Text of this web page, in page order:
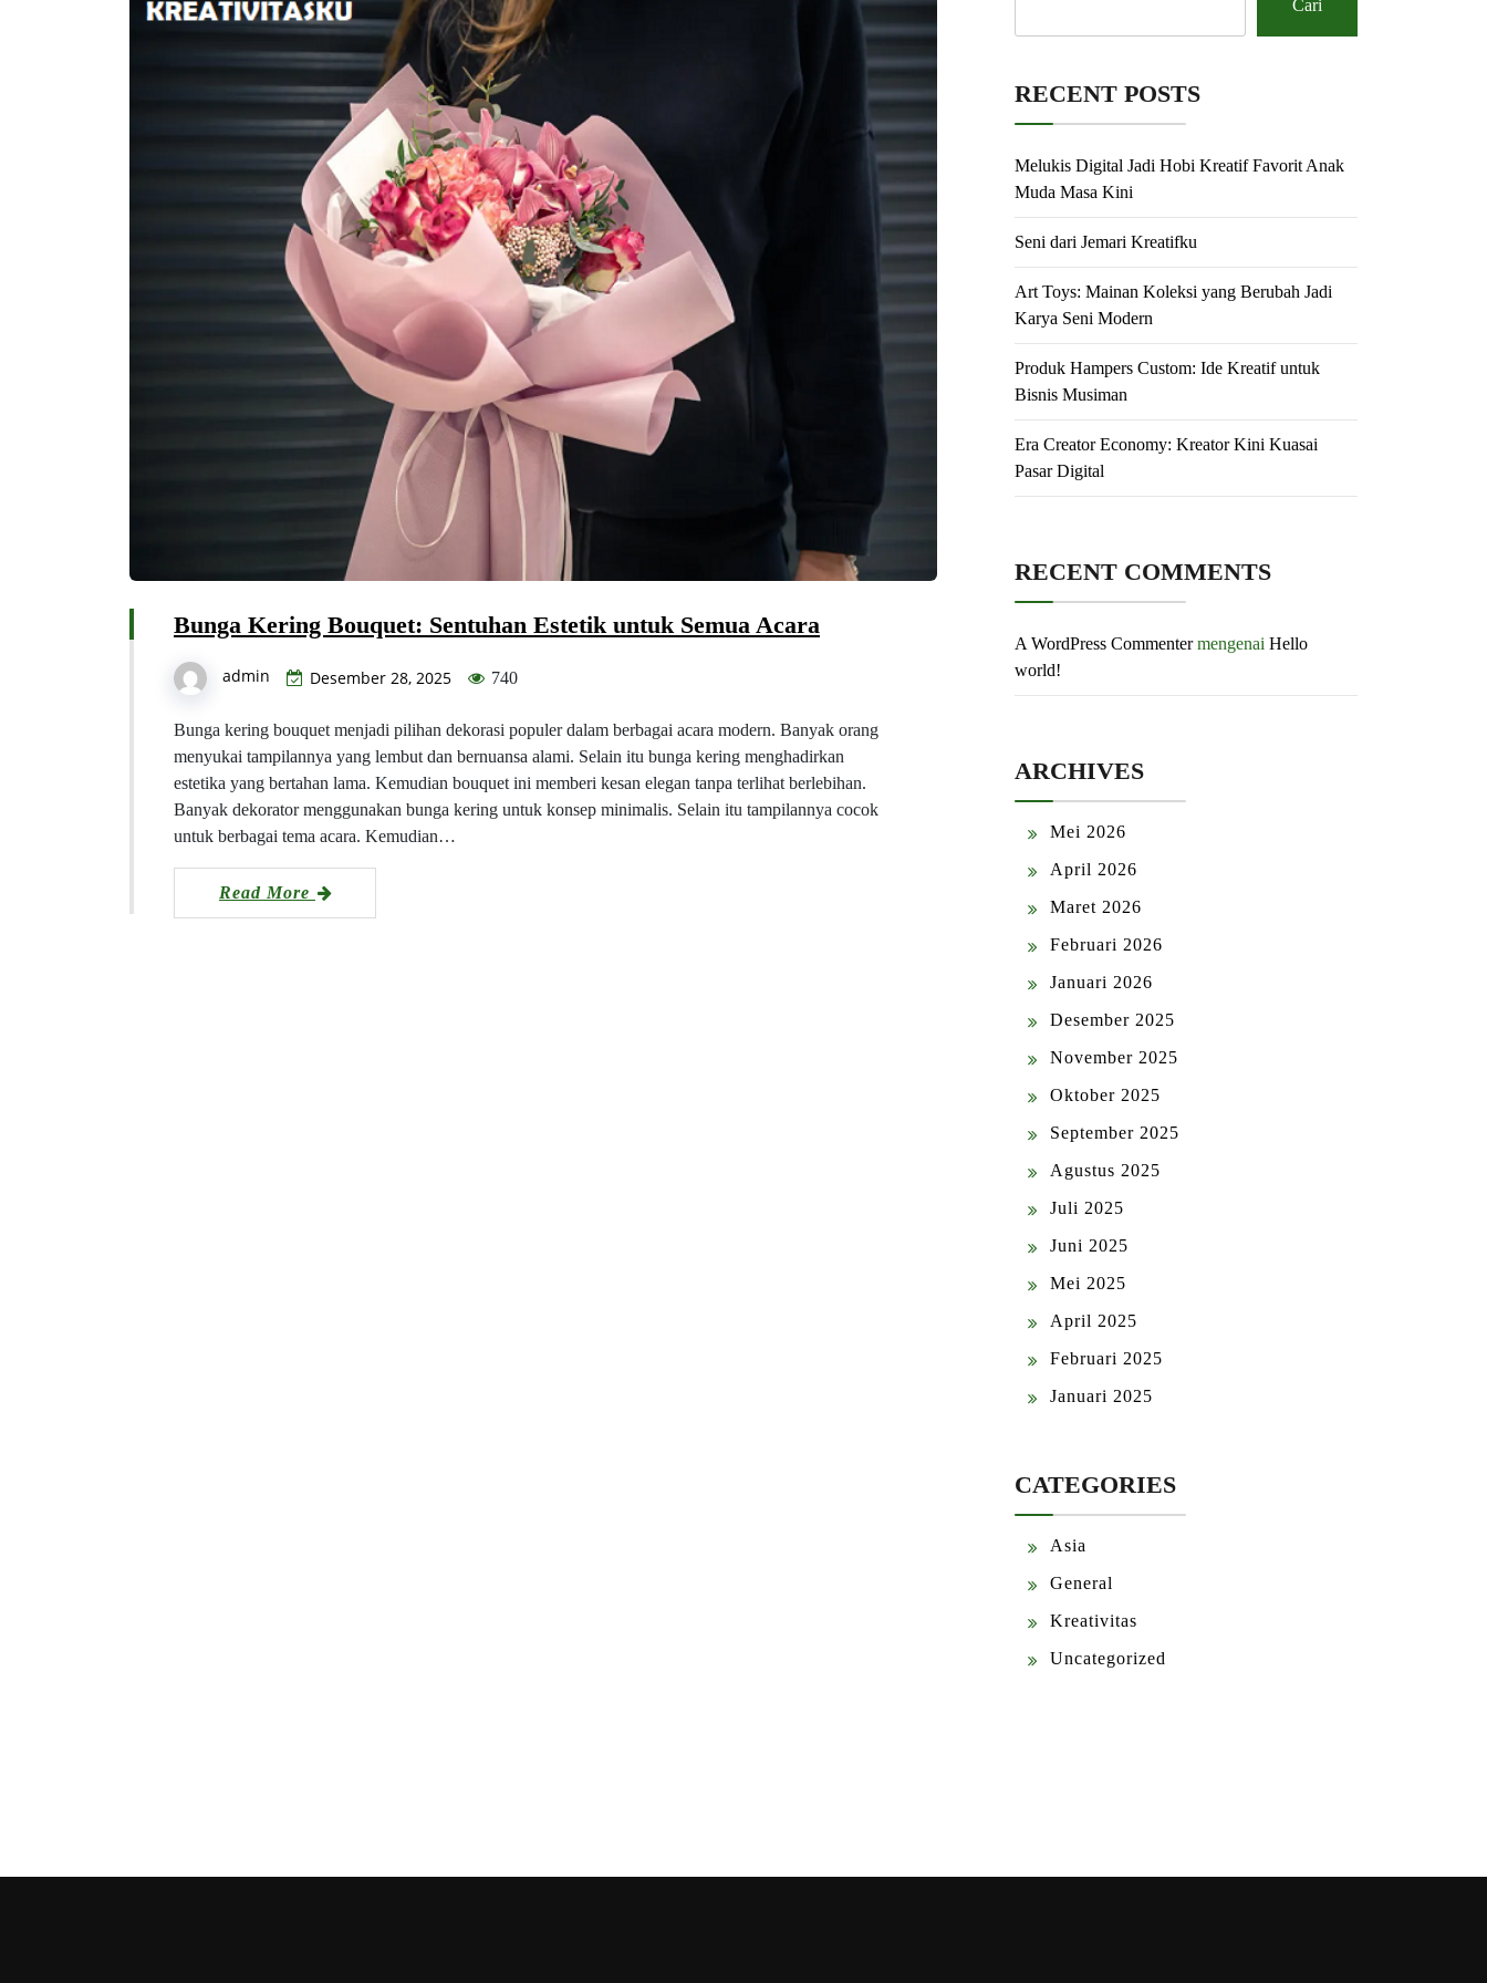
Bunga Kering Bouquet: Sentuhan Estetik untuk Semua Acara
admin Desember 28, 2025 740
Bunga kering bouquet menjadi pilihan dekorasi populer dalam berbagai acara modern. Banyak orang
menyukai tampilannya yang lembut dan bernuansa alami. Selain itu bunga kering menghadirkan
estetika yang bertahan lama. Kemudian bouquet ini memberi kesan elegan tanpa terlihat berlebihan.
Banyak dekorator menggunakan bunga kering untuk konsep minimalis. Selain itu tampilannya cocok
untuk berbagai tema acara. Kemudian…
Read More
Cari
RECENT POSTS
Melukis Digital Jadi Hobi Kreatif Favorit Anak
Muda Masa Kini
Seni dari Jemari Kreatifku
Art Toys: Mainan Koleksi yang Berubah Jadi
Karya Seni Modern
Produk Hampers Custom: Ide Kreatif untuk
Bisnis Musiman
Era Creator Economy: Kreator Kini Kuasai
Pasar Digital
RECENT COMMENTS
A WordPress Commentermengenai Hello
world!
ARCHIVES
Mei 2026
April 2026
Maret 2026
Februari 2026
Januari 2026
Desember 2025
November 2025
Oktober 2025
September 2025
Agustus 2025
Juli 2025
Juni 2025
Mei 2025
April 2025
Februari 2025
Januari 2025
CATEGORIES
Asia
General
Kreativitas
Uncategorized